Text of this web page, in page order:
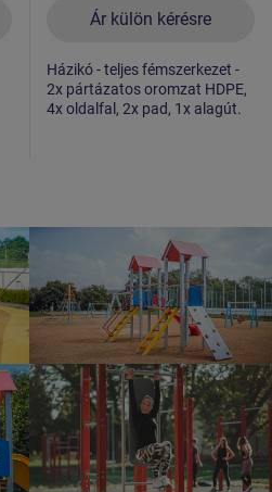
Ár külön kérésre
Házikó - teljes fémszerkezet -
2x pártázatos oromzat HDPE,
4x oldalfal, 2x pad, 1x alagút.